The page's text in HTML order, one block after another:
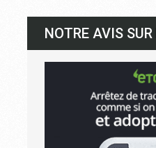
NOTRE AVIS SUR